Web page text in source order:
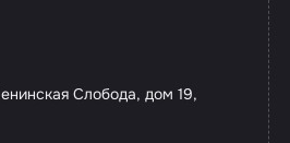
Слобода, дом 19,